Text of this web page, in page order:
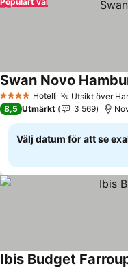
4 StjärnorHotell Utsikt över
Swan Novo
8,5 Utmärkt 3 569
Välj datum för att se
Ibis Budget